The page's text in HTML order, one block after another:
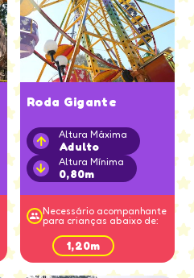
Roda Gigante
Altura Máxima
Adulto
Altura Mínima
0,80m
Necessário acompanhante
para crianças abaixo de:
1,20m